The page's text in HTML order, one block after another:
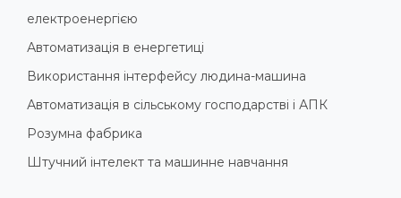
електроенергією
Автоматизація в енергетиці
Використання інтерфейсу людина-машина
Автоматизація в сільському господарстві і АПК
Розумна фабрика
Штучний інтелект та машинне навчання